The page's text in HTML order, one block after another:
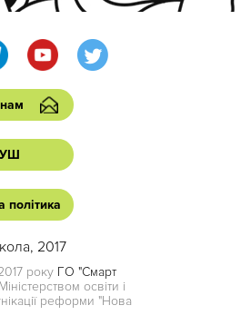
політика
2017
року ГО "Смарт
освіти і
реформи "Нова